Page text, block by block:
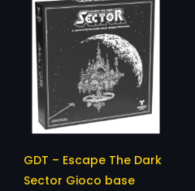
GDT – Escape The Dark
Sector Gioco base